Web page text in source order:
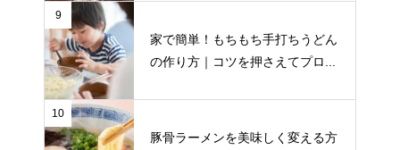
9
家で簡単！もちもち手打ちうどん
の作り方｜コツを押さえてプロ...
10
豚骨ラーメンを美味しく変える方